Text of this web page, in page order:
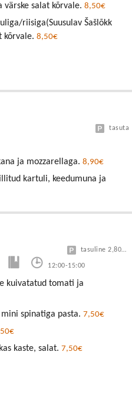
salat kõrvale. 8,50€
riisiga(Suusulav Šašlõkk
kõrvale. 8,50€
tasuta
ja mozzarellaga. 8,90€
kartuli, keedumuna ja
12:00-15:00
tasuline 2,80/30min
kuivatatud tomati ja
spinatiga pasta. 7,50€
kaste, salat. 7,50€